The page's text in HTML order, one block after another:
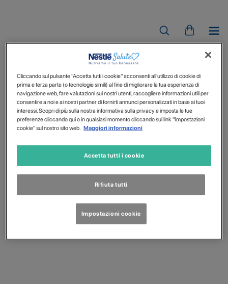
ISOSOURCE
Cliccando sul pulsante "Accetta tutti i cookie" acconsenti all'utilizzo di cookie di
prima e terza parte (o tecnologie simili) al fine di migliorare la tua esperienza di
navigazione web, fare valutazioni sui nostri utenti, raccogliere informazioni utili per
consentire a noi e ai nostri partner di fornirti annunci personalizzati in base ai tuoi
interessi. Scopri di più sulla nostra informativa sulla privacy e imposta le tue
preferenze cliccando qui o in qualsiasi momento cliccando sul link "Impostazioni
cookie" sul nostro sito web. Maggiori informazioni
Rifiuta tutti
Accetta tutti i cookie
Impostazioni cookie